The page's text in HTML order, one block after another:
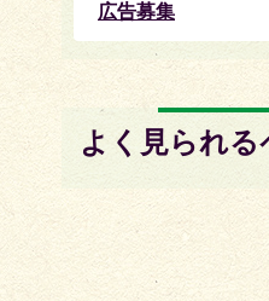
広告募集
よく見られる